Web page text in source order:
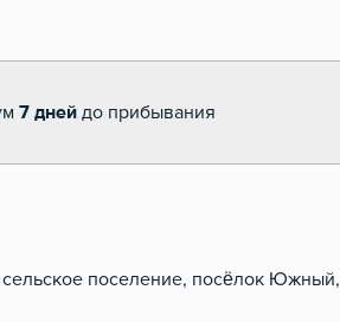
7 дней до прибывания
поселение, посёлок Южный,